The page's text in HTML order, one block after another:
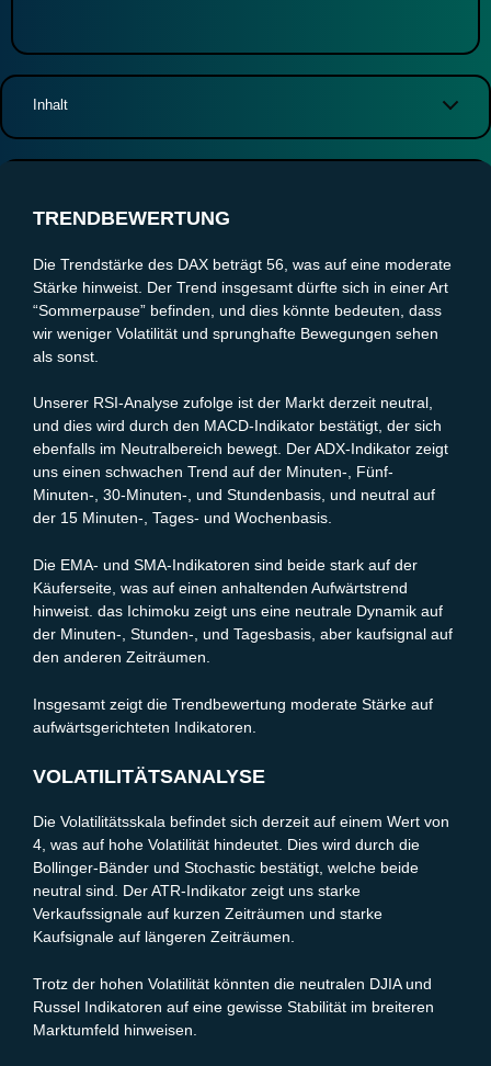
Inhalt
Trendbewertung
Zielzonen und mögliche Kursziele
TRENDBEWERTUNG
Die Trendstärke des DAX beträgt 56, was auf eine moderate
Stärke hinweist. Der Trend insgesamt dürfte sich in einer Art
“Sommerpause” befinden, und dies könnte bedeuten, dass
wir weniger Volatilität und sprunghafte Bewegungen sehen
als sonst.
Unserer RSI-Analyse zufolge ist der Markt derzeit neutral,
und dies wird durch den MACD-Indikator bestätigt, der sich
ebenfalls im Neutralbereich bewegt. Der ADX-Indikator zeigt
uns einen schwachen Trend auf der Minuten-, Fünf-
Minuten-, 30-Minuten-, und Stundenbasis, und neutral auf
der 15 Minuten-, Tages- und Wochenbasis.
Die EMA- und SMA-Indikatoren sind beide stark auf der
Käuferseite, was auf einen anhaltenden Aufwärtstrend
hinweist. das Ichimoku zeigt uns eine neutrale Dynamik auf
der Minuten-, Stunden-, und Tagesbasis, aber kaufsignal auf
den anderen Zeiträumen.
Insgesamt zeigt die Trendbewertung moderate Stärke auf
aufwärtsgerichteten Indikatoren.
VOLATILITÄTSANALYSE
Die Volatilitätsskala befindet sich derzeit auf einem Wert von
4, was auf hohe Volatilität hindeutet. Dies wird durch die
Bollinger-Bänder und Stochastic bestätigt, welche beide
neutral sind. Der ATR-Indikator zeigt uns starke
Verkaufssignale auf kurzen Zeiträumen und starke
Kaufsignale auf längeren Zeiträumen.
Trotz der hohen Volatilität könnten die neutralen DJIA und
Russel Indikatoren auf eine gewisse Stabilität im breiteren
Marktumfeld hinweisen.